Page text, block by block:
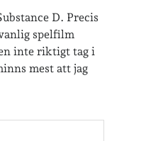
D. Precis
spelfilm
inte riktigt tag i
mest att jag